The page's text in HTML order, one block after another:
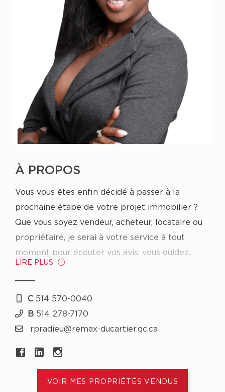
À PROPOS
Vous vous êtes enfin décidé à passer à la
prochaine étape de votre projet immobilier ?
Que vous soyez vendeur, acheteur, locataire ou
propriétaire, je serai à votre service à tout
moment pour écouter vos avis, vous guidez,
vous fournir les meilleurs conseils et vous
assister tout au long du processus.
Mais pourquoi auriez-vous besoin d’un agent
immobilier peut-être votre première question ?
Vous voulez quelqu’un qui connaît les méthodes
tout au long de la transaction et qui saura vous
LIRE PLUS
C 514 570-0040
B 514 278-7170
rpradieu@remax-ducartier.qc.ca
VOIR MES PROPRIÉTÉS VENDUS